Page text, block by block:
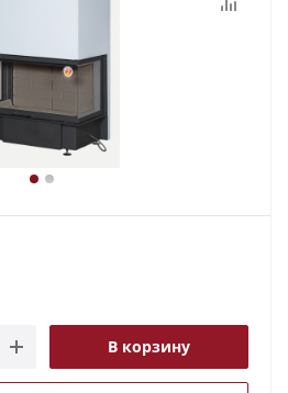
В корзину